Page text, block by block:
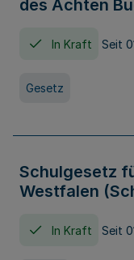
des Achten
In Kraft Seit
Gesetz
Schulgesetz
Westfalen
In Kraft Seit